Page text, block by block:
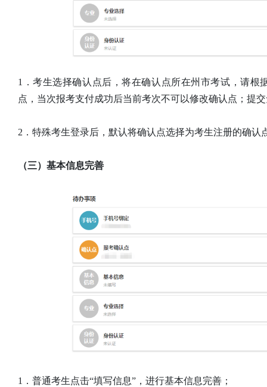
1．考生选择确认点后，将在确认点所在州市考试，请
点，当次报考支付成功后当前考次不可以修改确认点；提
2．特殊考生登录后，默认将确认点选择为考生注册的确认
（三）基本信息完善
1．普通考生点击“填写信息”，进行基本信息完善；